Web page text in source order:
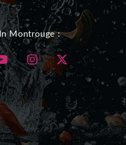
Montrouge :